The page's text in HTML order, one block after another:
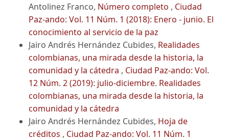
Antolinez Franco, Número completo , Ciudad
Paz-ando: Vol. 11 Núm. 1 (2018): Enero - junio. El
conocimiento al servicio de la paz
Jairo Andrés Hernández Cubides, Realidades
colombianas, una mirada desde la historia, la
comunidad y la cátedra , Ciudad Paz-ando: Vol.
12 Núm. 2 (2019): julio-diciembre. Realidades
colombianas, una mirada desde la historia, la
comunidad y la cátedra
Jairo Andrés Hernández Cubides, Hoja de
créditos , Ciudad Paz-ando: Vol. 11 Núm. 1